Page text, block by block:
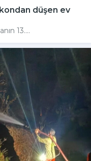
düşen ev
13....